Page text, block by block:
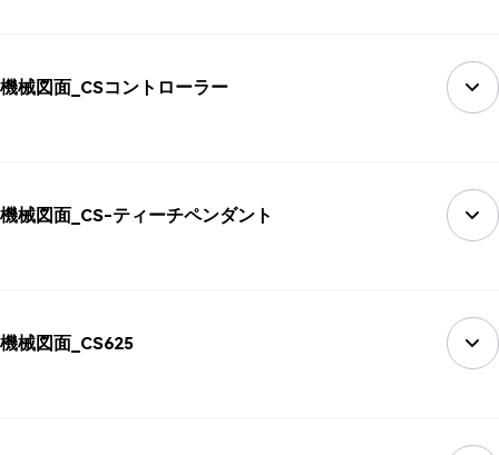
機械図面_CSコントローラー
機械図面_CS-ティーチペンダント
機械図面_CS625